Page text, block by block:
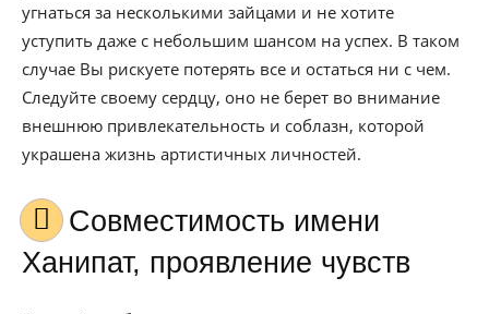
угнаться за несколькими зайцами и не хотите
уступить даже с небольшим шансом на успех. В таком
случае Вы рискуете потерять все и остаться ни с чем.
Следуйте своему сердцу, оно не берет во внимание
внешнюю привлекательность и соблазн, которой
украшена жизнь артистичных личностей.
Совместимость имени
Ханипат, проявление чувств